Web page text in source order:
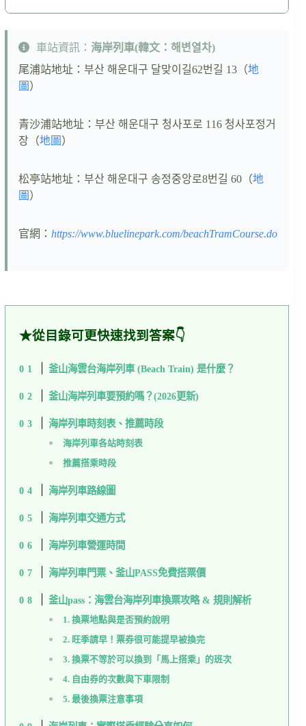
車站資訊： 海岸列車(韓文：해변열차)
尾浦站地址：부산 해운대구 달맞이길62번길 13（地
圖 ）
青沙浦站地址：부산 해운대구 청사포로 116 청사포정거
장（地圖 ）
松亭站地址：부산 해운대구 송정중앙로8번길 60（地
圖 ）
官網： https://www.bluelinepark.com/beachTramCourse.do
★從目錄可更快速找到答案👇
釜山海雲台海岸列車 (Beach Train) 是什麼？
釜山海岸列車要預約嗎？(2026更新)
海岸列車時刻表、推薦時段
海岸列車各站時刻表
推薦搭乘時段
海岸列車路線圖
海岸列車交通方式
海岸列車營運時間
海岸列車門票、釜山PASS免費搭票價
釜山pass：海雲台海岸列車換票攻略 & 規則解析
1. 換票地點與是否預約說明
2. 旺季請早！票券很可能提早被換完
3. 換票不等於可以換到「馬上搭乘」的班次
4. 自由券的次數與下車限制
5. 最後換票注意事項